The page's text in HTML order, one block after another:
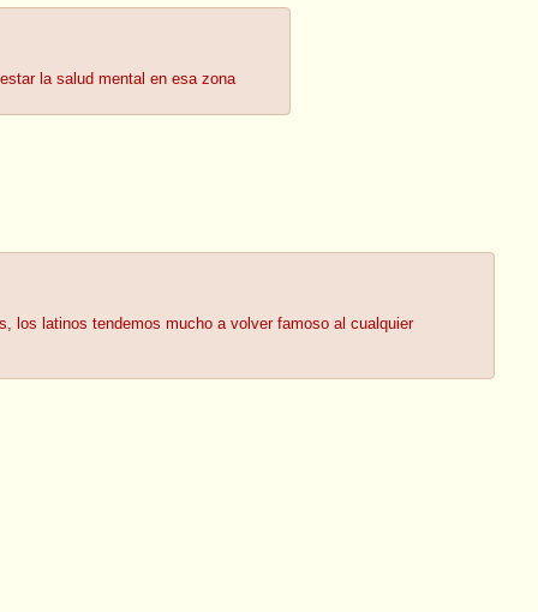
la salud mental en esa zona
los latinos tendemos mucho a volver famoso al cualquier